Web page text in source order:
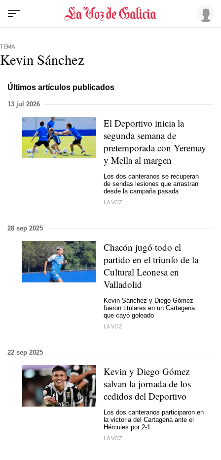
TEMA
Kevin Sánchez
Últimos artículos publicados
13 jul 2026
El Deportivo inicia la
segunda semana de
pretemporada con Yeremay
y Mella al margen
Los dos canteranos se recuperan
de sendas lesiones que arrastran
desde la campaña pasada
LA VOZ
28 sep 2025
Chacón jugó todo el
partido en el triunfo de la
Cultural Leonesa en
Valladolid
Kevin Sánchez y Diego Gómez
fueron titulares en un Cartagena
que cayó goleado
LA VOZ
22 sep 2025
Kevin y Diego Gómez
salvan la jornada de los
cedidos del Deportivo
Los dos canteranos participaron en
la victoria del Cartagena ante el
Hércules por 2-1
LA VOZ